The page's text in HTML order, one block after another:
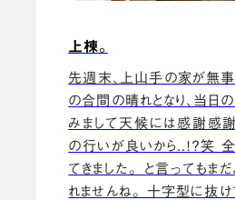
上棟。
先週末、上山手の家が無事
の合間の晴れとなり、当日
みまして天候には感謝感謝
の行いが良いから..！？笑
てきました。 と言ってもま
れませんね。 十字型に抜